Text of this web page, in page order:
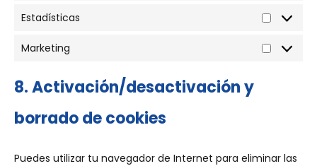
Estadísticas
Marketing
8. Activación/desactivación y
borrado de cookies
Puedes utilizar tu navegador de Internet para eliminar las